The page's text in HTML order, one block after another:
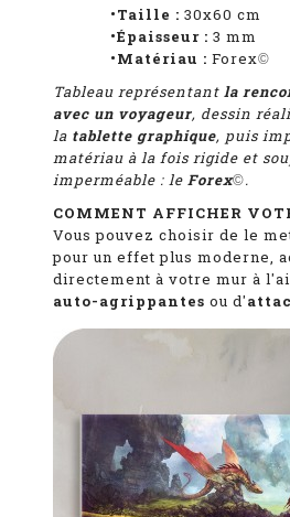
•Taille : 30x60 cm
•Épaisseur : 3 mm
•Matériau : Forex©
Tableau représentant la
avec un voyageur, dessin
la tablette graphique, puis
matériau à la fois rigide et
imperméable : le Forex©.
COMMENT AFFICHER
Vous pouvez choisir de le
pour un effet plus moderne,
directement à votre mur à
auto-agrippantes ou d'